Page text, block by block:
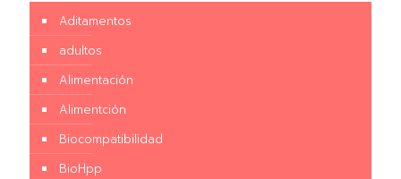
Aditamentos
adultos
Alimentación
Alimentción
Biocompatibilidad
BioHpp